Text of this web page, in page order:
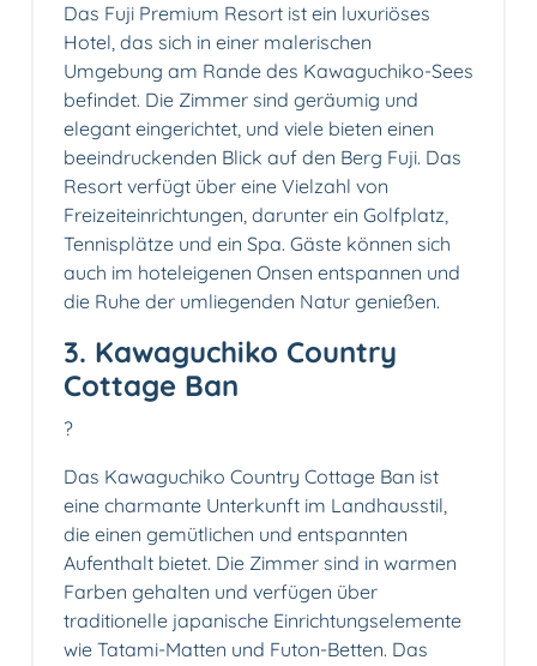
Das Fuji Premium Resort ist ein luxuriöses
Hotel, das sich in einer malerischen
Umgebung am Rande des Kawaguchiko-Sees
befindet. Die Zimmer sind geräumig und
elegant eingerichtet, und viele bieten einen
beeindruckenden Blick auf den Berg Fuji. Das
Resort verfügt über eine Vielzahl von
Freizeiteinrichtungen, darunter ein Golfplatz,
Tennisplätze und ein Spa. Gäste können sich
auch im hoteleigenen Onsen entspannen und
die Ruhe der umliegenden Natur genießen.
3. Kawaguchiko Country
Cottage Ban
?
Das Kawaguchiko Country Cottage Ban ist
eine charmante Unterkunft im Landhausstil,
die einen gemütlichen und entspannten
Aufenthalt bietet. Die Zimmer sind in warmen
Farben gehalten und verfügen über
traditionelle japanische Einrichtungselemente
wie Tatami-Matten und Futon-Betten. Das